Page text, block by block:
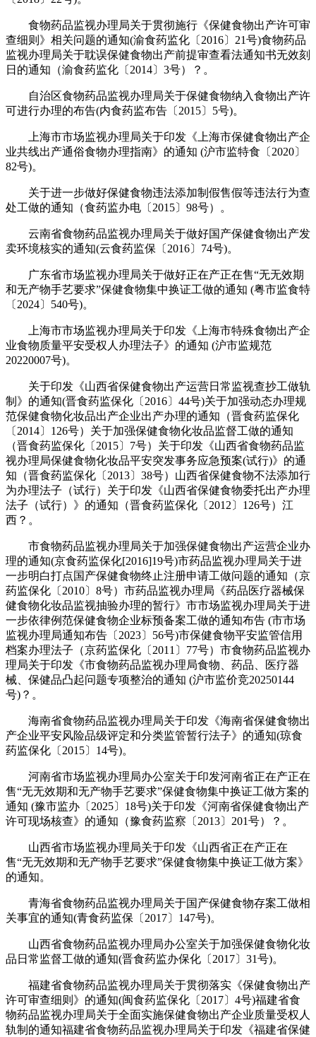
食物药品监视办理局关于贯彻施行《保健食物出产许可审
查细则》相关问题的通知(渝食药监化〔2016〕21号)食物药品
监视办理局关于耽误保健食物出产前提审查看法通知书无效刻
日的通知（渝食药监化〔2014〕3号）？。
自治区食物药品监视办理局关于保健食物纳入食物出产许
可进行办理的布告(内食药监布告〔2015〕5号)。
上海市市场监视办理局关于印发《上海市保健食物出产企
业共线出产通俗食物办理指南》的通知 (沪市监特食〔2020〕
82号)。
关于进一步做好保健食物违法添加制假售假等违法行为查
处工做的通知（食药监办电〔2015〕98号）。
云南省食物药品监视办理局关于做好国产保健食物出产发
卖环境核实的通知(云食药监保〔2016〕74号)。
广东省市场监视办理局关于做好正在产正在售“无无效期
和无产物手艺要求”保健食物集中换证工做的通知 (粤市监食特
〔2024〕540号)。
上海市市场监视办理局关于印发《上海市特殊食物出产企
业食物质量平安受权人办理法子》的通知 (沪市监规范
20220007号)。
关于印发《山西省保健食物出产运营日常监视查抄工做轨
制》的通知(晋食药监保化〔2016〕44号)关于加强动态办理规
范保健食物化妆品出产企业出产办理的通知（晋食药监保化
〔2014〕126号）关于加强保健食物化妆品监督工做的通知
（晋食药监保化〔2015〕7号）关于印发《山西省食物药品监
视办理局保健食物化妆品平安突发事务应急预案(试行)》的通
知（晋食药监保化〔2013〕38号）山西省保健食物不法添加行
为办理法子（试行）关于印发《山西省保健食物委托出产办理
法子（试行）》的通知（晋食药监保化〔2012〕126号）江
西？。
市食物药品监视办理局关于加强保健食物出产运营企业办
理的通知(京食药监保化[2016]19号)市药品监视办理局关于进
一步明白打点国产保健食物终止注册申请工做问题的通知（京
药监保化〔2010〕8号）市药品监视办理局《药品医疗器械保
健食物化妆品监视抽验办理的暂行》市市场监视办理局关于进
一步依律例范保健食物企业标预备案工做的通知布告 (市市场
监视办理局通知布告〔2023〕56号)市保健食物平安监管信用
档案办理法子（京药监保化〔2011〕77号）市食物药品监视办
理局关于印发《市食物药品监视办理局食物、药品、医疗器
械、保健品凸起问题专项整治的通知 (沪市监价竞20250144
号)？。
海南省食物药品监视办理局关于印发《海南省保健食物出
产企业平安风险品级评定和分类监管暂行法子》的通知(琼食
药监保化〔2015〕14号)。
河南省市场监视办理局办公室关于印发河南省正在产正在
售“无无效期和无产物手艺要求”保健食物集中换证工做方案的
通知 (豫市监办〔2025〕18号)关于印发《河南省保健食物出产
许可现场核查》的通知（豫食药监察〔2013〕201号）？。
山西省市场监视办理局关于印发《山西省正在产正在
售“无无效期和无产物手艺要求”保健食物集中换证工做方案》
的通知。
青海省食物药品监视办理局关于国产保健食物存案工做相
关事宜的通知(青食药监保〔2017〕147号)。
山西省食物药品监视办理局办公室关于加强保健食物化妆
品日常监督工做的通知(晋食药监办保化〔2017〕31号)。
福建省食物药品监视办理局关于贯彻落实《保健食物出产
许可审查细则》的通知(闽食药监保化〔2017〕4号)福建省食
物药品监视办理局关于全面实施保健食物出产企业质量受权人
轨制的通知福建省食物药品监视办理局关于印发《福建省保健